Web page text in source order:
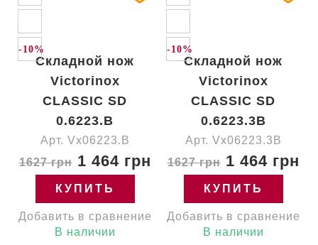
-10%
Складной нож
Victorinox
CLASSIC SD
0.6223.B
Арт. Vx06223.B
1627 грн1 464 грн
КУПИТЬ
Добавить в сравнение
В наличии
-10%
Складной нож
Victorinox
CLASSIC SD
0.6223.3B
Арт. Vx06223.3B
1627 грн1 464 грн
КУПИТЬ
Добавить в сравнение
В наличии